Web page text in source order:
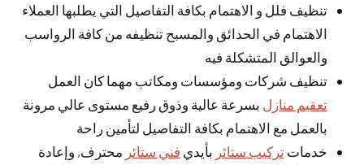
تنظيف فلل و الاهتمام بكافة التفاصيل التي يطلبها العملاء
الاهتمام في الحدائق والمسبح تنظيفه من كافة الرواسب
والعوالق المتشكلة فيه
تنظيف شركات ومؤسسات ومكاتب مهما كان العمل
تعقيم منازل بسرعة عالية وذوق رفيع مستوى عالي مرونة
بالعمل مع الاهتمام بكافة التفاصيل لتأمين راحة
خدماتتركيب ستائر بأيدي فني ستائر محترف, وإعادة